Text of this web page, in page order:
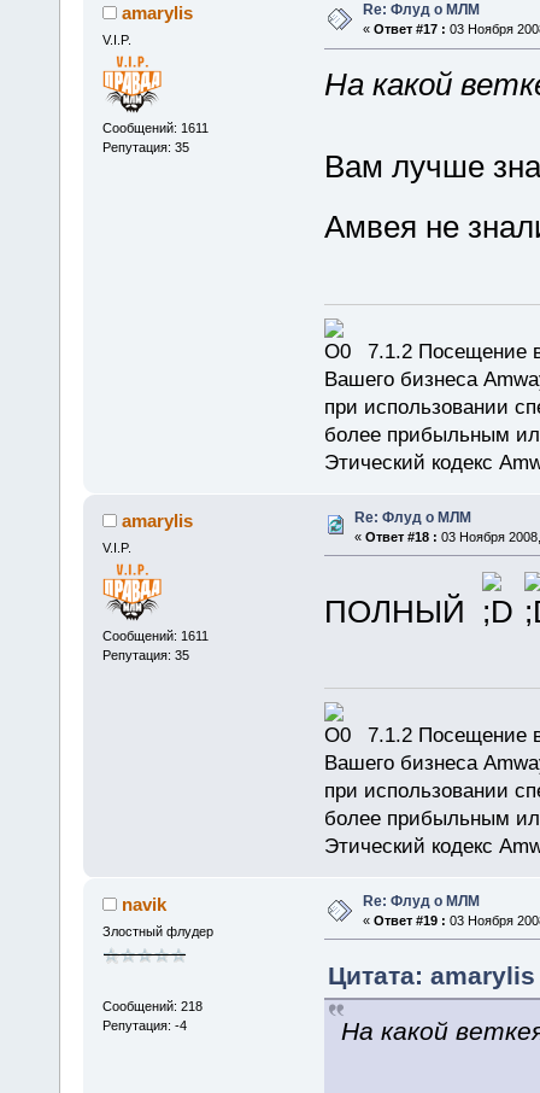
amarylis
V.I.P.
Сообщений: 1611
Репутация: 35
Re: Флуд о МЛМ
« Ответ #17 : 03 Ноября
На какой
Вам лучше
Амвея не
7.1.2 Посещение
Вашего бизнеса
при использовании
более прибыльным
Этический кодекс
amarylis
V.I.P.
Сообщений: 1611
Репутация: 35
Re: Флуд о МЛМ
« Ответ #18 : 03 Ноября
ПОЛНЫЙ
7.1.2 Посещение
Вашего бизнеса
при использовании
более прибыльным
Этический кодекс
navik
Злостный флудер
Сообщений: 218
Репутация: -4
Re: Флуд о МЛМ
« Ответ #19 : 03 Ноября
Цитата:
На какой